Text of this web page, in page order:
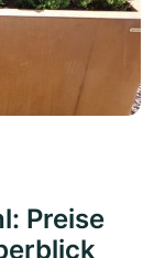
Preise